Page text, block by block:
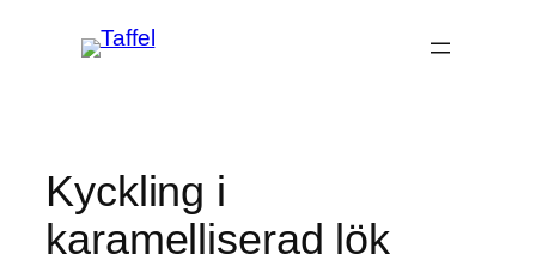
Kyckling i
karamelliserad lök